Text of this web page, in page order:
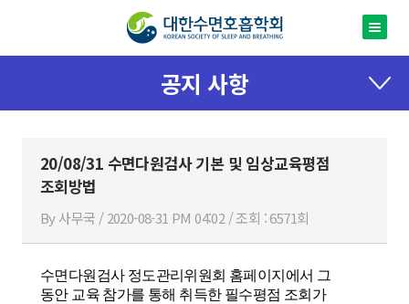
공지 사항
20/08/31 수면다원검사 기본 및 임상교육평점
조회방법
By 사무국 / 2020-08-31 PM 04:02 / 조회 : 6571회
수면다원검사 정도관리위원회 홈페이지에서 그
동안 교육 참가를 통해 취득한 필수평점 조회가